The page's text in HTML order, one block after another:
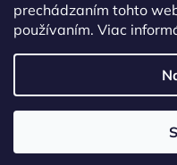
prechádzaním tohto
používaním. Viac